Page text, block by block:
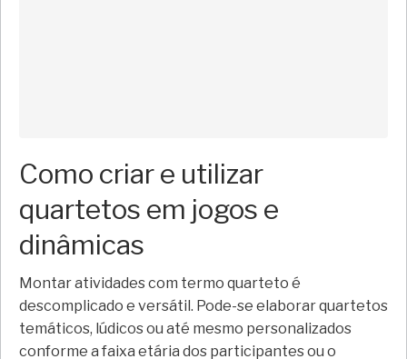
Como criar e utilizar
quartetos em jogos e
dinâmicas
Montar atividades com termo quarteto é
descomplicado e versátil. Pode-se elaborar quartetos
temáticos, lúdicos ou até mesmo personalizados
conforme a faixa etária dos participantes ou o